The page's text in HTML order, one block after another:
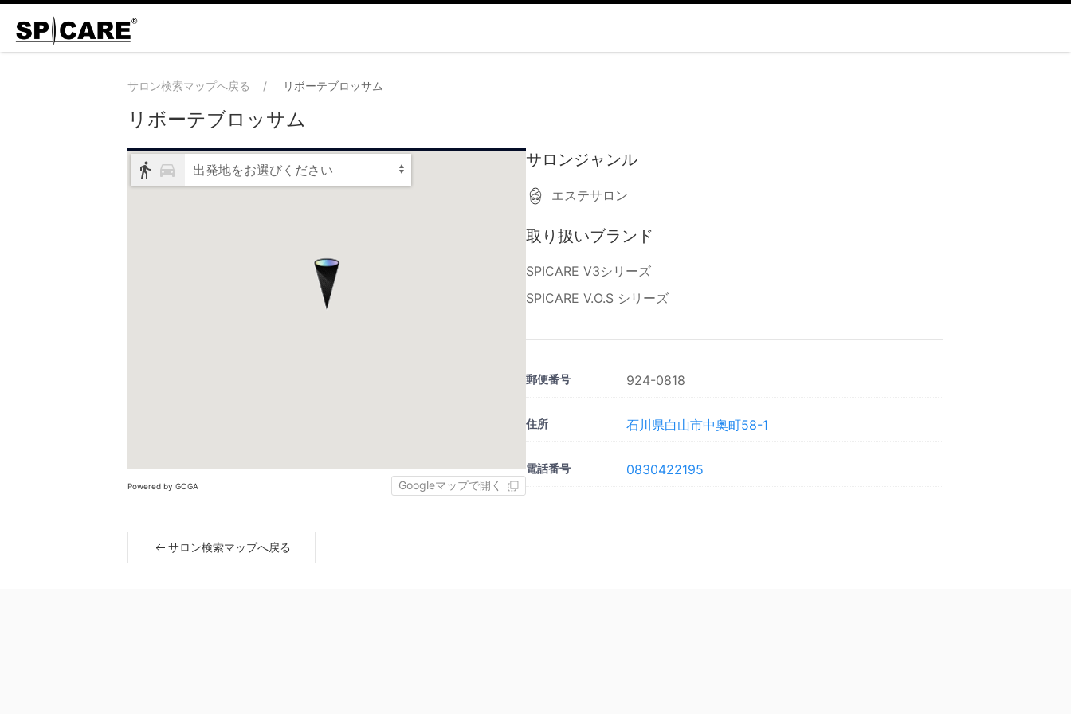
サロン検索マップへ戻る リボーテブロッサム
リボーテブロッサム
出発地をお選びください
Powered by GOGA Googleマップで開く
サロンジャンル
エステサロン
取り扱いブランド
SPICARE V3シリーズ
SPICARE V.O.S シリーズ
郵便番号 924-0818
住所 石川県白山市中奥町58-1
電話番号 0830422195
サロン検索マップへ戻る